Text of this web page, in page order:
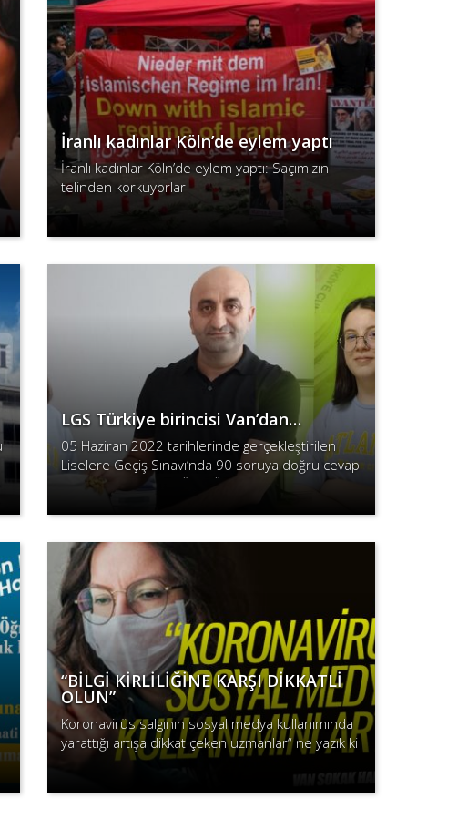
İranlı kadınlar Köln’de eylem yaptı
İranlı kadınlar Köln’de eylem yaptı: Saçımızın
telinden korkuyorlar
LGS Türkiye birincisi Van’dan…
05 Haziran 2022 tarihlerinde gerçekleştirilen
Liselere Geçiş Sınavı’nda 90 soruya doğru cevap
veren Van Yükseliş Özel Öğretim Kursu
“BİLGİ KİRLİLİĞİNE KARŞI DİKKATLİ
OLUN”
Koronavirüs salgının sosyal medya kullanımında
yarattığı artışa dikkat çeken uzmanlar“ ne yazık ki
Kovid-19 salgını nedeniyle okulların uzaktan